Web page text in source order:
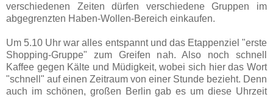
verschiedenen Zeiten dürfen verschiedene Gruppen im
abgegrenzten Haben-Wollen-Bereich einkaufen.
Um 5.10 Uhr war alles entspannt und das Etappenziel "erste
Shopping-Gruppe" zum Greifen nah. Also noch schnell
Kaffee gegen Kälte und Müdigkeit, wobei sich hier das Wort
"schnell" auf einen Zeitraum von einer Stunde bezieht. Denn
auch im schönen, großen Berlin gab es um diese Uhrzeit